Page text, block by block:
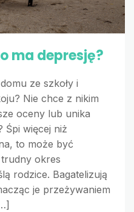
ma depresję?
ze szkoły i
Nie chce z nikim
oceny lub unika
Śpi więcej niż
to może być
okres
rodzice. Bagatelizują
je przeżywaniem